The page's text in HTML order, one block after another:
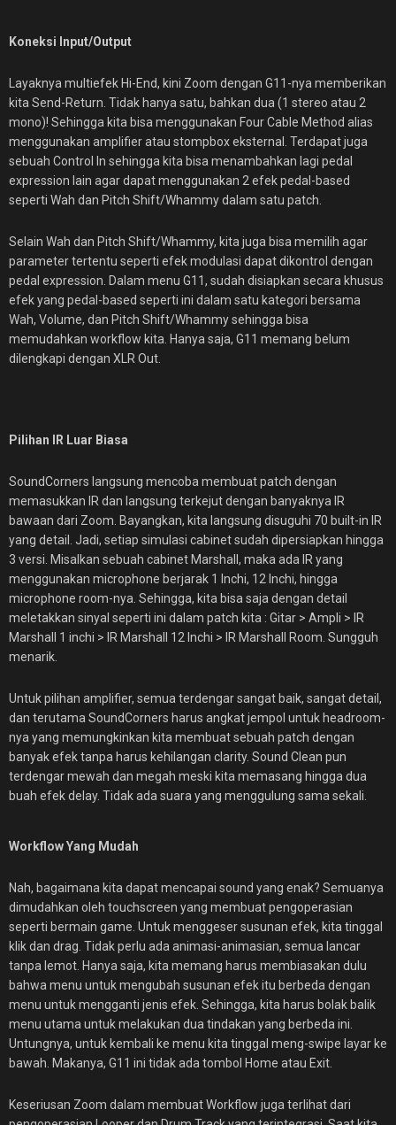
Koneksi Input/Output
Layaknya multiefek Hi-End, kini Zoom dengan G11-nya memberikan
kita Send-Return. Tidak hanya satu, bahkan dua (1 stereo atau 2
mono)! Sehingga kita bisa menggunakan Four Cable Method alias
menggunakan amplifier atau stompbox eksternal. Terdapat juga
sebuah Control In sehingga kita bisa menambahkan lagi pedal
expression lain agar dapat menggunakan 2 efek pedal-based
seperti Wah dan Pitch Shift/Whammy dalam satu patch.
Selain Wah dan Pitch Shift/Whammy, kita juga bisa memilih agar
parameter tertentu seperti efek modulasi dapat dikontrol dengan
pedal expression. Dalam menu G11, sudah disiapkan secara khusus
efek yang pedal-based seperti ini dalam satu kategori bersama
Wah, Volume, dan Pitch Shift/Whammy sehingga bisa
memudahkan workflow kita. Hanya saja, G11 memang belum
dilengkapi dengan XLR Out.
Pilihan IR Luar Biasa
SoundCorners langsung mencoba membuat patch dengan
memasukkan IR dan langsung terkejut dengan banyaknya IR
bawaan dari Zoom. Bayangkan, kita langsung disuguhi 70 built-in IR
yang detail. Jadi, setiap simulasi cabinet sudah dipersiapkan hingga
3 versi. Misalkan sebuah cabinet Marshall, maka ada IR yang
menggunakan microphone berjarak 1 Inchi, 12 Inchi, hingga
microphone room-nya. Sehingga, kita bisa saja dengan detail
meletakkan sinyal seperti ini dalam patch kita : Gitar > Ampli > IR
Marshall 1 inchi > IR Marshall 12 Inchi > IR Marshall Room. Sungguh
menarik.
Untuk pilihan amplifier, semua terdengar sangat baik, sangat detail,
dan terutama SoundCorners harus angkat jempol untuk headroom-
nya yang memungkinkan kita membuat sebuah patch dengan
banyak efek tanpa harus kehilangan clarity. Sound Clean pun
terdengar mewah dan megah meski kita memasang hingga dua
buah efek delay. Tidak ada suara yang menggulung sama sekali.
Workflow Yang Mudah
Nah, bagaimana kita dapat mencapai sound yang enak? Semuanya
dimudahkan oleh touchscreen yang membuat pengoperasian
seperti bermain game. Untuk menggeser susunan efek, kita tinggal
klik dan drag. Tidak perlu ada animasi-animasian, semua lancar
tanpa lemot. Hanya saja, kita memang harus membiasakan dulu
bahwa menu untuk mengubah susunan efek itu berbeda dengan
menu untuk mengganti jenis efek. Sehingga, kita harus bolak balik
menu utama untuk melakukan dua tindakan yang berbeda ini.
Untungnya, untuk kembali ke menu kita tinggal meng-swipe layar ke
bawah. Makanya, G11 ini tidak ada tombol Home atau Exit.
Keseriusan Zoom dalam membuat Workflow juga terlihat dari